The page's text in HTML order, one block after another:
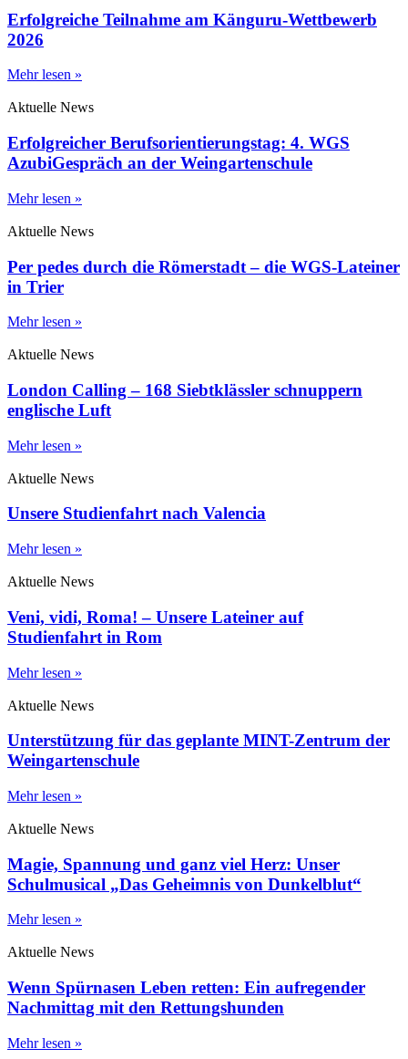
Erfolgreiche Teilnahme am Känguru-Wettbewerb
2026
Mehr lesen »
Aktuelle News
Erfolgreicher Berufsorientierungstag: 4. WGS
AzubiGespräch an der Weingartenschule
Mehr lesen »
Aktuelle News
Per pedes durch die Römerstadt – die WGS-Lateiner
in Trier
Mehr lesen »
Aktuelle News
London Calling – 168 Siebtklässler schnuppern
englische Luft
Mehr lesen »
Aktuelle News
Unsere Studienfahrt nach Valencia
Mehr lesen »
Aktuelle News
Veni, vidi, Roma! – Unsere Lateiner auf
Studienfahrt in Rom
Mehr lesen »
Aktuelle News
Unterstützung für das geplante MINT-Zentrum der
Weingartenschule
Mehr lesen »
Aktuelle News
Magie, Spannung und ganz viel Herz: Unser
Schulmusical „Das Geheimnis von Dunkelblut“
Mehr lesen »
Aktuelle News
Wenn Spürnasen Leben retten: Ein aufregender
Nachmittag mit den Rettungshunden
Mehr lesen »